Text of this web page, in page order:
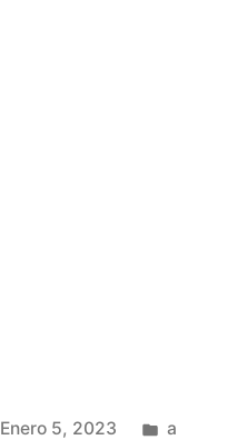
Enero 5, 2023 a